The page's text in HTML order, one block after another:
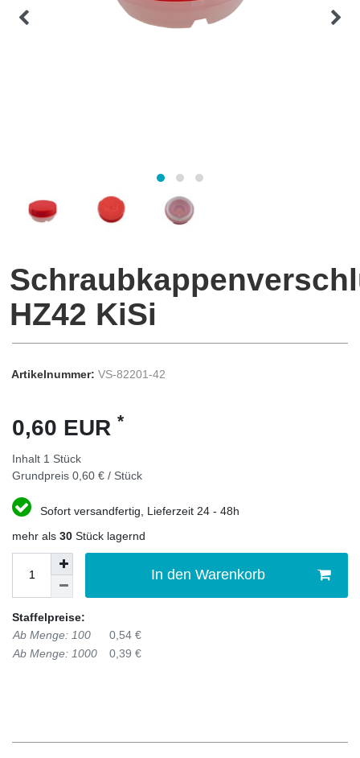
HZ42 KiSi
Artikelnummer: VS-82201-42
0,60 EUR *
Inhalt 1 Stück
Grundpreis 0,60 € / Stück
Sofort versandfertig, Lieferzeit 24 - 48h
mehr als 30 Stück lagernd
In den Warenkorb
Staffelpreise:
Ab Menge: 100
0,54 €
Ab Menge: 1000
0,39 €